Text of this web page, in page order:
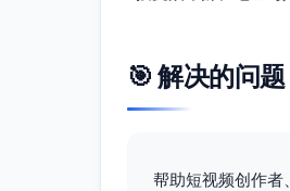
🎯 解决的问题
帮助短视频创作者